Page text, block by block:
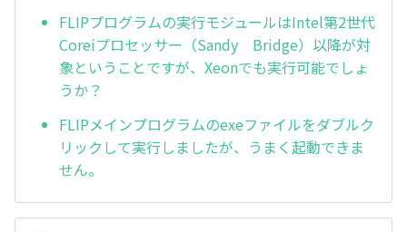
FLIPプログラムの実行モジュールはIntel第2世代
Coreiプロセッサー（Sandy Bridge）以降が対
象ということですが、Xeonでも実行可能でしょ
うか？
FLIPメインプログラムのexeファイルをダブルク
リックして実行しましたが、うまく起動できま
せん。